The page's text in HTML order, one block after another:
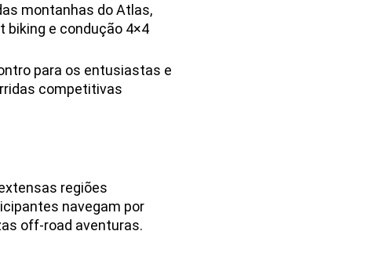
montanhas do Atlas,
biking e condução 4×4
para os entusiastas e
competitivas
regiões
navegam por
off-road aventuras.